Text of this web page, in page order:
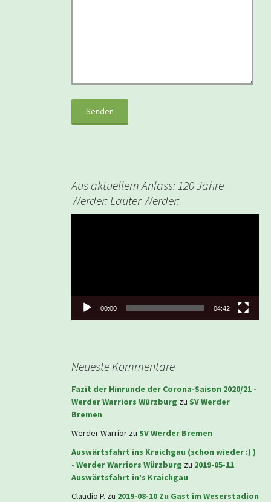
Aus aktuellem Anlass: 120 Jahre
Werder: Lauter Werder:
00:00 04:42
Neueste Kommentare
Fazit der Hinrunde der Corona-Saison 2020/21 -
Werder Warriors Würzburg zu SV Werder
Bremen
Werder Warrior zu SV Werder Bremen
Auswärtsfahrt ins Kraichgau (schon wieder :) )
- Werder Warriors Würzburg zu 2019-05-11
Auswärtsfahrt in’s Kraichgau
Claudio P. zu 2019-08-10 Zu Gast im Weserstadion